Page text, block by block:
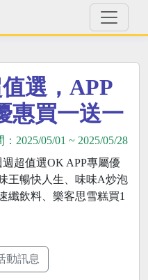
選，APP
惠買一送一
2025/05/01 ~ 2025/05/28
週超值選OK APP專屬優
王暢快人生、味味A炒泡
纖飲料、樂客思雪糕買1
動訊息